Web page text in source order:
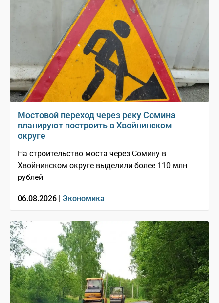
Мостовой переход через реку Сомина
планируют построить в Хвойнинском
округе
На строительство моста через Сомину в
Хвойнинском округе выделили более 110 млн
рублей
06.08.2026 | Экономика